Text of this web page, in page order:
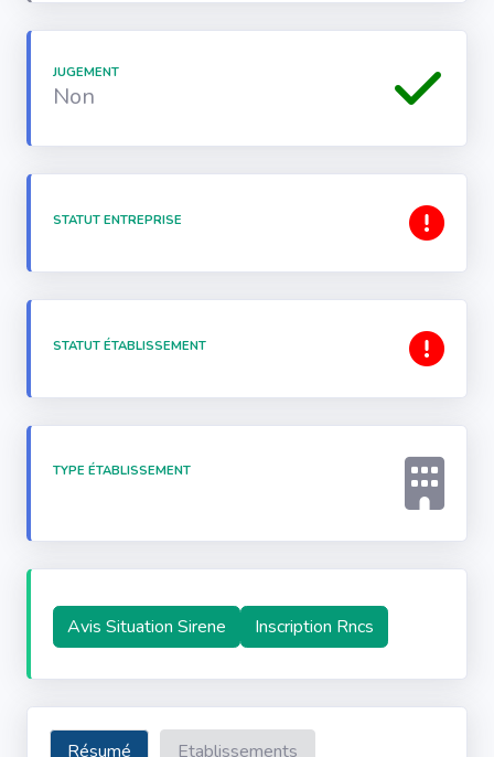
JUGEMENT
Non
STATUT ENTREPRISE
STATUT ÉTABLISSEMENT
TYPE ÉTABLISSEMENT
Avis Situation Sirene Inscription Rncs
Résumé
Etablissements